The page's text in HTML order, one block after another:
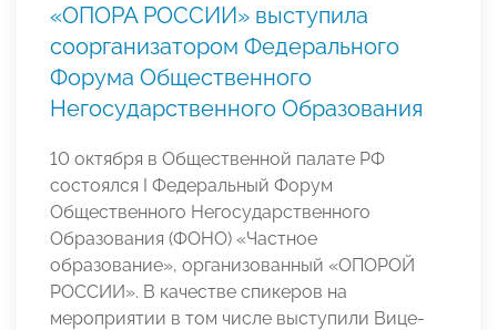
«ОПОРА РОССИИ» выступила
соорганизатором Федерального
Форума Общественного
Негосударственного Образования
10 октября в Общественной палате РФ
состоялся I Федеральный Форум
Общественного Негосударственного
Образования (ФОНО) «Частное
образование», организованный «ОПОРОЙ
РОССИИ». В качестве спикеров на
мероприятии в том числе выступили Вице-